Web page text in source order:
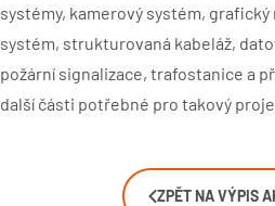
systémy, kamerový systém,
systém, strukturovaná kabeláž,
požární signalizace, trafostanice a
další části potřebné pro takový
ZPĚT NA VÝPIS